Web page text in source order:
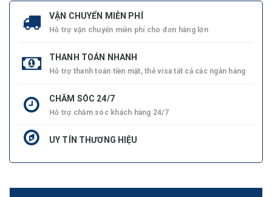
VẬN CHUYỂN MIỄN PHÍ
Hỗ trợ vận chuyển miễn phí cho đơn hàng lớn
THANH TOÁN NHANH
Hỗ trợ thanh toán tiền mặt, thẻ visa tất cả các ngân hàng
CHĂM SÓC 24/7
Hỗ trợ chăm sóc khách hàng 24/7
UY TÍN THƯƠNG HIỆU